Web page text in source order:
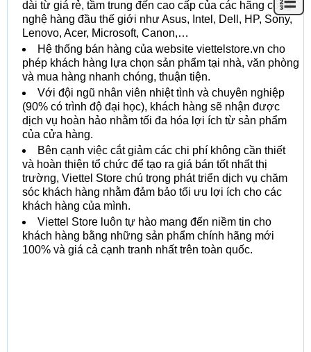
dài từ giá rẻ, tầm trung đến cao cấp của các hãng công
nghệ hàng đầu thế giới như Asus, Intel, Dell, HP, Sony,
Lenovo, Acer, Microsoft, Canon,…
Hệ thống bán hàng của website viettelstore.vn cho
phép khách hàng lựa chọn sản phẩm tại nhà, văn phòng
và mua hàng nhanh chóng, thuận tiện.
Với đội ngũ nhân viên nhiệt tình và chuyên nghiệp
(90% có trình độ đại học), khách hàng sẽ nhận được
dịch vụ hoàn hảo nhằm tối đa hóa lợi ích từ sản phẩm
của cửa hàng.
Bên cạnh việc cắt giảm các chi phí không cần thiết
và hoàn thiện tổ chức để tạo ra giá bán tốt nhất thị
trường, Viettel Store chú trọng phát triển dịch vụ chăm
sóc khách hàng nhằm đảm bảo tối ưu lợi ích cho các
khách hàng của mình.
Viettel Store luôn tự hào mang đến niềm tin cho
khách hàng bằng những sản phẩm chính hãng mới
100% và giá cả cạnh tranh nhất trên toàn quốc.